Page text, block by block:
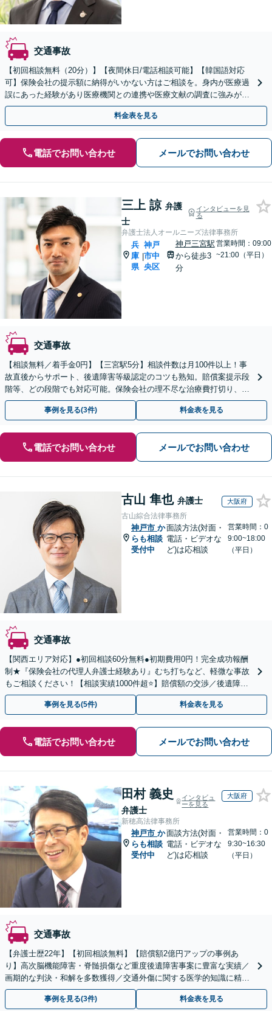
交通事故
【初回相談無料（20分）】【夜間休日/電話相談可能】【韓国語対応
可】保険会社の提示額に納得がいかない方はご相談を。身内が医療過
誤にあった経験があり医療機関との連携や医療文献の調査に強みがあ
ります。
料金表を見る
電話でお問い合わせ メールでお問い合わせ
三上 諒 弁護
士
インタビューを見
る
弁護士法人オールニーズ法律事務所
兵
庫
県
|
神戸
市中
央区
神戸三宮駅
から徒歩3
分
営業時間：09:00
~21:00（平日）
交通事故
【相談無料／着手金0円】【三宮駅5分】相談件数は月100件以上！事
故直後からサポート、後遺障害等級認定のコツも熟知。賠償案提示段
階等、どの段階でも対応可能。保険会社の理不尽な治療費打切り、減
額と長年戦ってきた経験をもとに、粘り強く戦います。
事例を見る(3件) 料金表を見る
電話でお問い合わせ メールでお問い合わせ
古山 隼也 弁護士 大阪府
古山綜合法律事務所
神戸市 か
らも相談
受付中
面談方法(対面・
電話・ビデオな
ど)は応相談
営業時間：0
9:00~18:00
（平日）
交通事故
【関西エリア対応】●初回相談60分無料●初期費用0円！完全成功報酬
制★『保険会社の代理人弁護士経験あり』むち打ちなど、軽微な事故
もご相談ください！【相談実績1000件超⭐️】賠償額の交渉／後遺障害
認定／治療費打ち切りなどサポート！
事例を見る(5件) 料金表を見る
電話でお問い合わせ メールでお問い合わせ
田村 義史
弁護士
インタビュ
ーを見る
大阪府
新穂高法律事務所
神戸市 か
らも相談
受付中
面談方法(対面・
電話・ビデオな
ど)は応相談
営業時間：0
9:30~16:30
（平日）
交通事故
【弁護士歴22年】【初回相談無料】【賠償額2億円アップの事例あ
り】高次脳機能障害・脊髄損傷など重度後遺障害事案に豊富な実績／
画期的な判決・和解を多数獲得／交通外傷に関する医学的知識に精通
／セカンドオピニオン対応可【土日祝・夜間対応可】
事例を見る(3件) 料金表を見る